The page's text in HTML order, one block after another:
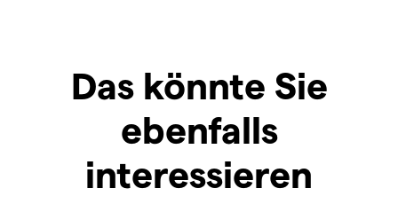
Das könnte Sie
ebenfalls
interessieren